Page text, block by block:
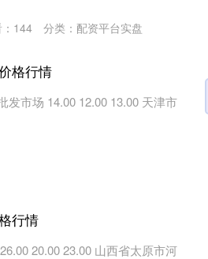
144 分类： 配资平台实盘
格行情
市场 14.00 12.00 13.00 天津市
行情
20.00 23.00 山西省太原市河